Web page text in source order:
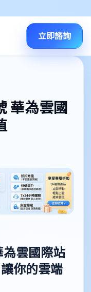
立即諮詢
華為雲國
為雲國際站
你的雲端